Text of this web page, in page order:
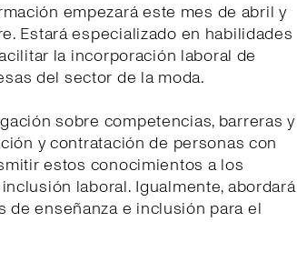
empezará este mes de abril y
Estará especializado en habilidades
la incorporación laboral de
del sector de la moda.
sobre competencias, barreras y
y contratación de personas con
estos conocimientos a los
laboral. Igualmente, abordará
enseñanza e inclusión para el